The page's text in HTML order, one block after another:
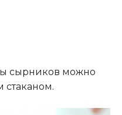
сырников можно
стаканом.